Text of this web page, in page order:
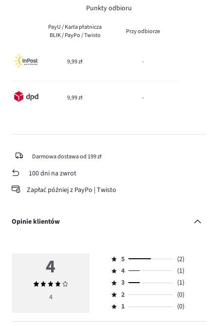
Punkty odbioru
PayU / Karta płatnicza
BLIK / PayPo / Twisto
Przy odbiorze
9,99 zł -
9,99 zł -
Darmowa dostawa od 199 zł
100 dni na zwrot
Zapłać później z PayPo | Twisto
Opinie klientów
4
Średnia
ocena
4
Ocena
5,
ilość
głosów
2.
5
(2)
Ocena
4,
ilość
głosów
4
(1)
Ocena
3,
ilość
3
(1)
Ocena
2,
2
(0)
Ocena
1,
1 (0)